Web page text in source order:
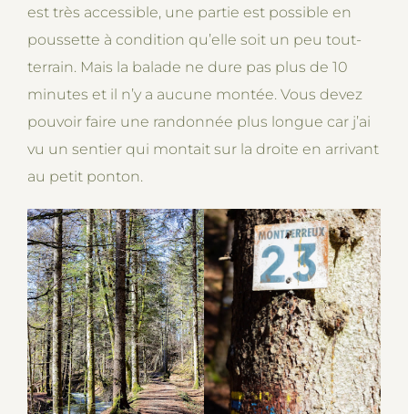
est très accessible, une partie est possible en
poussette à condition qu’elle soit un peu tout-
terrain. Mais la balade ne dure pas plus de 10
minutes et il n’y a aucune montée. Vous devez
pouvoir faire une randonnée plus longue car j’ai
vu un sentier qui montait sur la droite en arrivant
au petit ponton.